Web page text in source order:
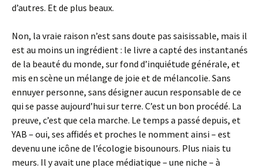
d’autres. Et de plus beaux.
Non, la vraie raison n’est sans doute pas saisissable, mais il
est au moins un ingrédient : le livre a capté des instantanés
de la beauté du monde, sur fond d’inquiétude générale, et
mis en scène un mélange de joie et de mélancolie. Sans
ennuyer personne, sans désigner aucun responsable de ce
qui se passe aujourd’hui sur terre. C’est un bon procédé. La
preuve, c’est que cela marche. Le temps a passé depuis, et
YAB – oui, ses affidés et proches le nomment ainsi – est
devenu une icône de l’écologie bisounours. Plus niais tu
meurs. Il y avait une place médiatique – une niche – à